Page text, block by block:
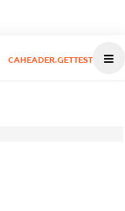
CAHEADER.GETTEST